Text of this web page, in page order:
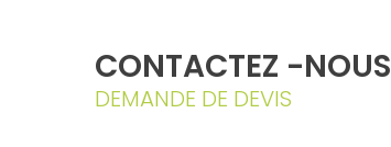
CONTACTEZ -NOUS
DEMANDE DE DEVIS